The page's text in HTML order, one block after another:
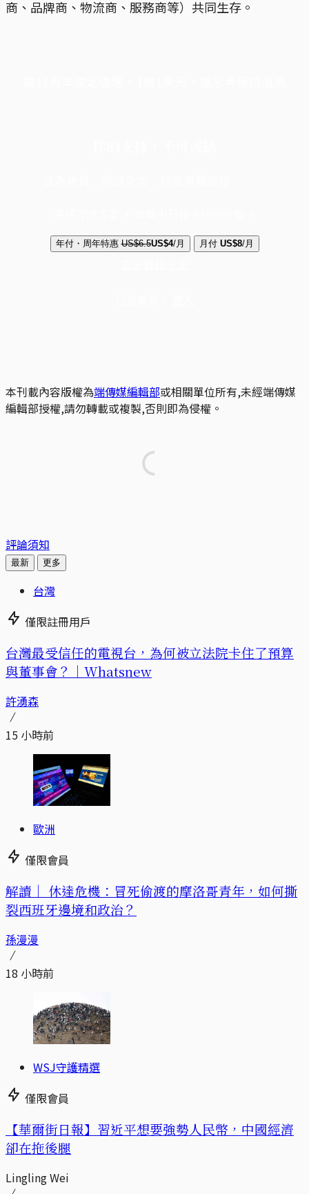
商、品牌商、物流商、服務商等）共同生存。
年付・周年特惠 US$6.5US$4/月 月付 US$8/月
本刊載內容版權為端傳媒編輯部或相關單位所有,未經端傳媒
編輯部授權,請勿轉載或複製,否則即為侵權。
評論須知
最新 更多
台灣
僅限註冊用戶
台灣最受信任的電視台，為何被立法院卡住了預算
與董事會？｜Whatsnew
許湧森
15 小時前
歐洲
僅限會員
解讀｜ 休達危機：冒死偷渡的摩洛哥青年，如何撕
裂西班牙邊境和政治？
孫漫漫
18 小時前
WSJ守護精選
僅限會員
【華爾街日報】習近平想要強勢人民幣，中國經濟
卻在拖後腿
Lingling Wei